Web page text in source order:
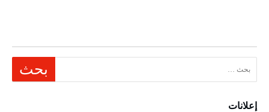
البحث عن:
إعلانات